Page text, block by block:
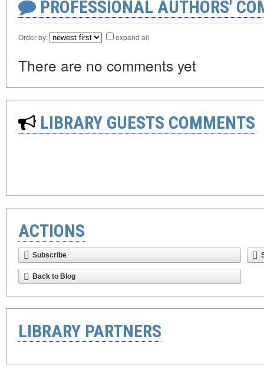
PROFESSIONAL AUTHORS'
Order by: expand all
There are no comments yet
LIBRARY GUESTS COMMENTS
ACTIONS
Subscribe
Back to Blog
LIBRARY PARTNERS